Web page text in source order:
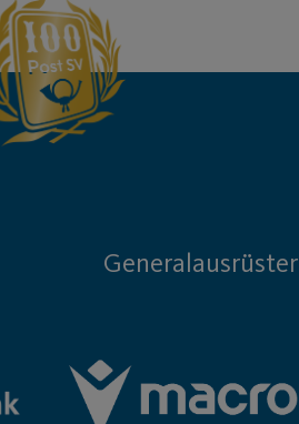
Generalausrüster